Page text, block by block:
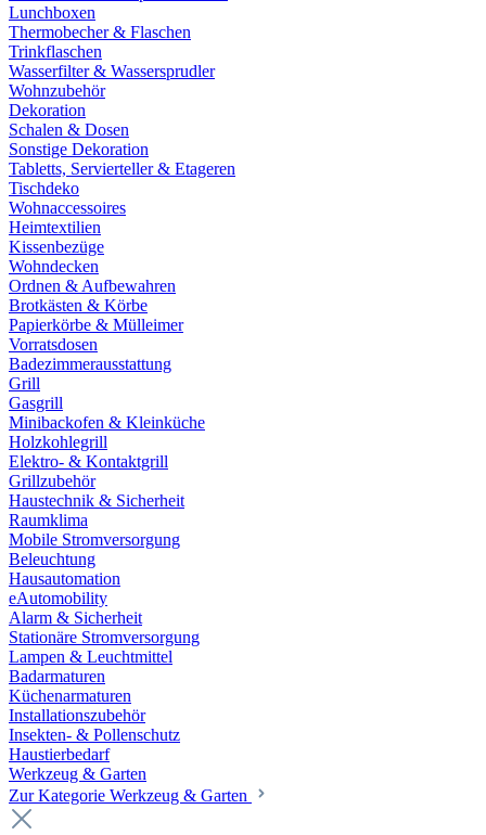
Lunchboxen
Thermobecher & Flaschen
Trinkflaschen
Wasserfilter & Wassersprudler
Wohnzubehör
Dekoration
Schalen & Dosen
Sonstige Dekoration
Tabletts, Servierteller & Etageren
Tischdeko
Wohnaccessoires
Heimtextilien
Kissenbezüge
Wohndecken
Ordnen & Aufbewahren
Brotkästen & Körbe
Papierkörbe & Mülleimer
Vorratsdosen
Badezimmerausstattung
Grill
Gasgrill
Minibackofen & Kleinküche
Holzkohlegrill
Elektro- & Kontaktgrill
Grillzubehör
Haustechnik & Sicherheit
Raumklima
Mobile Stromversorgung
Beleuchtung
Hausautomation
eAutomobility
Alarm & Sicherheit
Stationäre Stromversorgung
Lampen & Leuchtmittel
Badarmaturen
Küchenarmaturen
Installationszubehör
Insekten- & Pollenschutz
Haustierbedarf
Werkzeug & Garten
Zur Kategorie Werkzeug & Garten